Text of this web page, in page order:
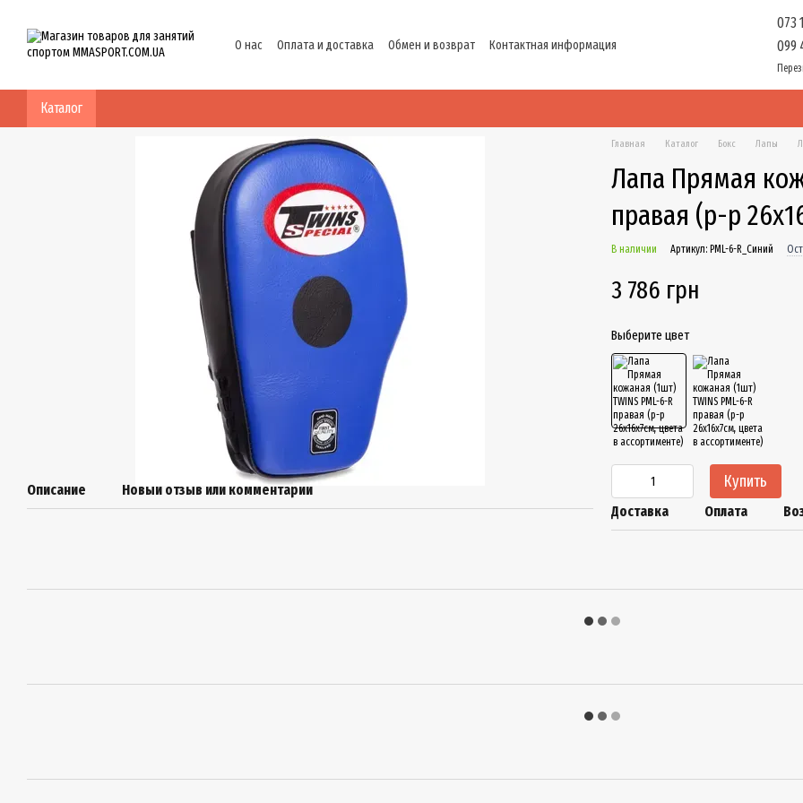
О нас Оплата и доставка Обмен и возврат
Контактная информация
073
099
Каталог
Описание Новый отзыв или комментарий
Главная Каталог Бокс Лапы
Лапа Прямая
правая (р-р
В наличии Артикул: PML-6-R_Синий
3 786 грн
Выберите цвет
Купить
Доставка Оплата